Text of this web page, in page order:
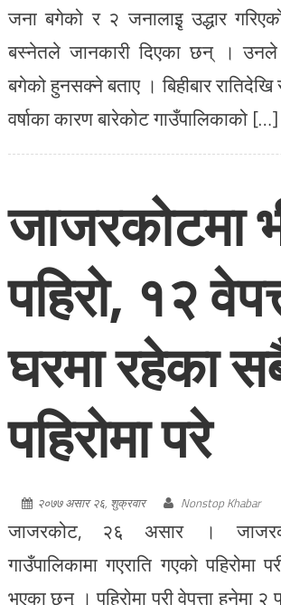
जना बगेको र २ जनालाइृ उद्धार
बस्नेतले जानकारी दिएका छन् । उनले
बगेको हुनसक्ने बताए । बिहीबार
वर्षाका कारण बारेकोट गाउँपालिकाको […]
जाजरकोटमा
पहिरो, १२
घरमा रहेका
पहिरोमा परे
२०७७ असार २६, शुक्रवार Nonstop Khabar
जाजरकोट, २६ असार ।
गाउँपालिकामा गएराति गएको पहिरोमा
भएका छन् । पहिरोमा परी वेपत्ता हुनेमा २